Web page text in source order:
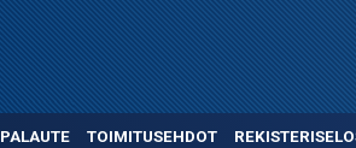
PALAUTE TOIMITUSEHDOT